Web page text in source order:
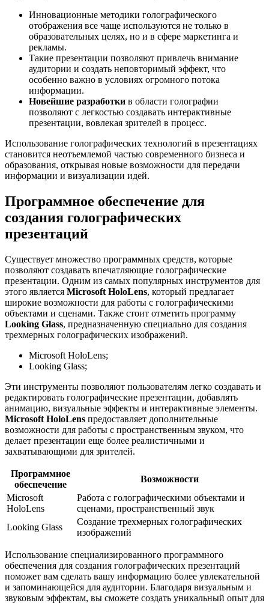
Инновационные методики голографического
отображения все чаще используются не только в
образовательных целях, но и в сфере маркетинга и
рекламы.
Такие презентации позволяют привлечь внимание
аудитории и создать неповторимый эффект, что
особенно важно в условиях огромного потока
информации.
Новейшие разработки в области голографии
позволяют с легкостью создавать интерактивные
презентации, вовлекая зрителей в процесс.
Использование голографических технологий в презентациях
становится неотъемлемой частью современного бизнеса и
образования, открывая новые возможности для передачи
информации и визуализации идей.
Программное обеспечение для
создания голографических
презентаций
Существует множество программных средств, которые
позволяют создавать впечатляющие голографические
презентации. Одним из самых популярных инструментов для
этого является Microsoft HoloLens, который предлагает
широкие возможности для работы с голографическими
объектами и сценами. Также стоит отметить программу
Looking Glass, предназначенную специально для создания
трехмерных голографических изображений.
Microsoft HoloLens;
Looking Glass;
Эти инструменты позволяют пользователям легко создавать и
редактировать голографические презентации, добавлять
анимацию, визуальные эффекты и интерактивные элементы.
Microsoft HoloLens предоставляет дополнительные
возможности для работы с пространственным звуком, что
делает презентации еще более реалистичными и
захватывающими для зрителей.
Программное
обеспечение
Возможности
Microsoft
HoloLens
Работа с голографическими объектами и
сценами, пространственный звук
Looking Glass
Создание трехмерных голографических
изображений
Использование специализированного программного
обеспечения для создания голографических презентаций
поможет вам сделать вашу информацию более увлекательной
и запоминающейся для аудитории. Благодаря визуальным и
звуковым эффектам, вы сможете создать уникальный опыт для